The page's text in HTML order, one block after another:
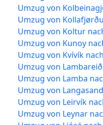
Umzug von
Umzug von
Umzug von Koltur
Umzug von Kunoy
Umzug von Kvívík
Umzug von
Umzug von Lamba
Umzug von
Umzug von Leirvík
Umzug von Leynar